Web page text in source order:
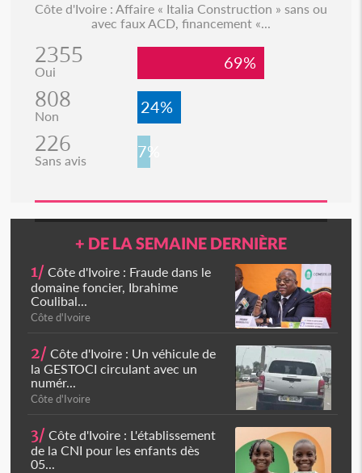
Côte d'Ivoire : Affaire « Italia Construction » sans ou
avec faux ACD, financement «...
2355
Oui 69%
808
Non 24%
226
Sans avis 7%
+ DE LA SEMAINE DERNIÈRE
1/ Côte d'Ivoire : Fraude dans le
domaine foncier, Ibrahime
Coulibal...
Côte d'Ivoire
2/ Côte d'Ivoire : Un véhicule de
la GESTOCI circulant avec un
numér...
Côte d'Ivoire
3/ Côte d'Ivoire : L'établissement
de la CNI pour les enfants dès
05...